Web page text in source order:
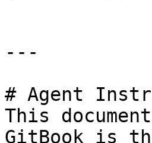
---
# Agent
This
GitBook is